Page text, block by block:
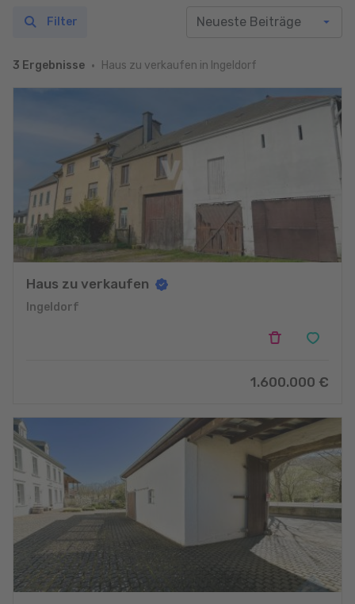
3 Ergebnisse Haus zu verkaufen in Ingeldorf
Filter
Haus zu verkaufen
Ingeldorf
1.600.000 €